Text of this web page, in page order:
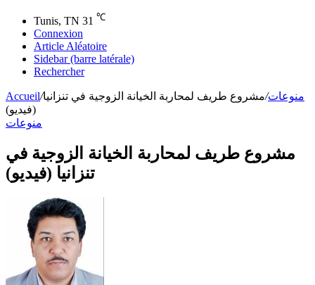
Tunis, TN 31 ℃
Connexion
Article Aléatoire
Sidebar (barre latérale)
Rechercher
Accueil/ منوعات/مشروع طريف لمحاربة الخيانة الزوجية في تنزانيا
(فيديو)
منوعات
مشروع طريف لمحاربة الخيانة الزوجية في
تنزانيا (فيديو)